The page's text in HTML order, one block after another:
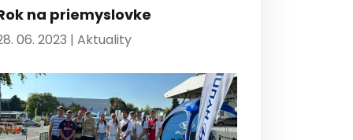
na priemyslovke
06. 2023 | Aktuality